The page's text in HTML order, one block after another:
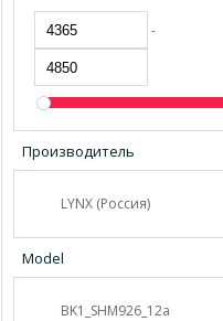
-
Производитель
LYNX (Россия)
Model
BK1_SHM926_12a